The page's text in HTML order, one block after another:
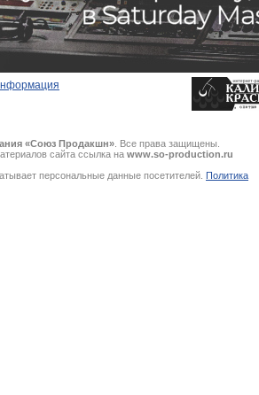
«Союз Продакшн» . Все права защищены.
сайта ссылка на www.so-production.ru
персональные данные посетителей. Политика